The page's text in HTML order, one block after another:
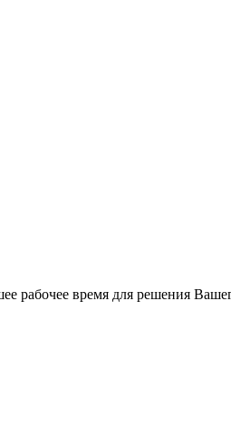
рабочее время для решения